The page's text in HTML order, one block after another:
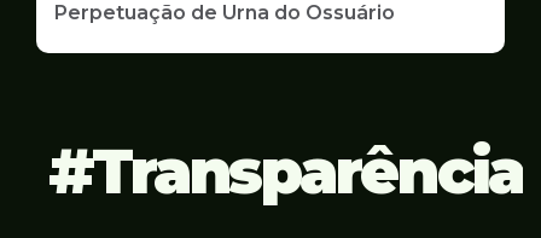
Perpetuação de Urna do Ossuário
Transparência